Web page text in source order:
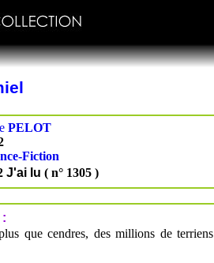
PELOT
Fiction
J'ai lu ( n° 1305 )
que cendres, des millions de terriens